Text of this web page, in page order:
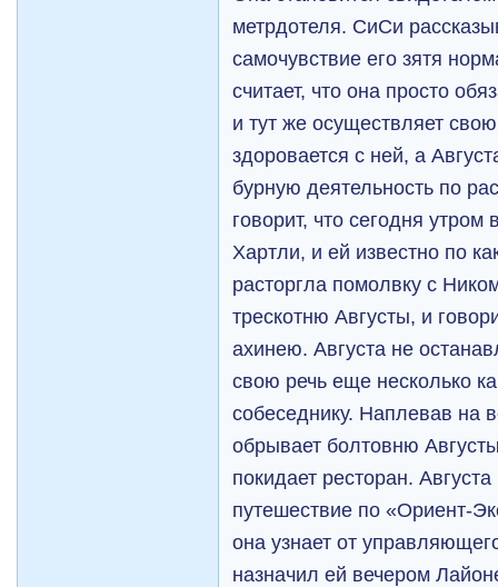
метрдотеля. СиСи
самочувствие его зятя
считает, что она просто
и тут же осуществляет
здоровается с ней, а
бурную деятельность по
говорит, что сегодня
Хартли, и ей известно по
расторгла помолвку с
трескотню Августы, и
ахинею. Августа не
свою речь еще несколько
собеседнику. Наплевав на
обрывает болтовню
покидает ресторан.
путешествие по «Ориент-
она узнает от
назначил ей вечером